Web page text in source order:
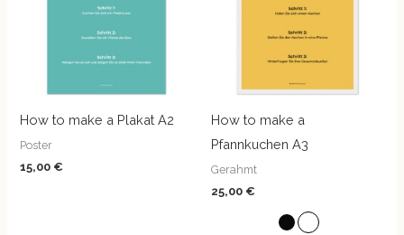
How to make a Plakat A2
Poster
15,00 €
How to make a
Pfannkuchen A3
Gerahmt
25,00 €